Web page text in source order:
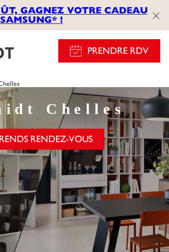
GAGNEZ VOTRE CADEAU
SAMSUNG* !
PRENDRE RDV
Chelles
RENDEZ-VOUS